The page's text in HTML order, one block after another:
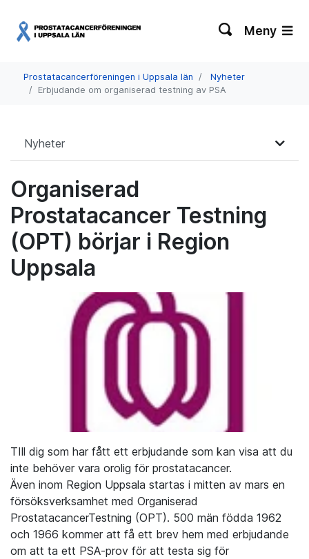
Meny
Prostatacancerföreningen i Uppsala län
Nyheter
Erbjudande om organiserad testning av PSA
Nyheter
Organiserad
Prostatacancer Testning
(OPT) börjar i Region
Uppsala
TIll dig som har fått ett erbjudande som kan visa att du
inte behöver vara orolig för prostatacancer.
Även inom Region Uppsala startas i mitten av mars en
försöksverksamhet med Organiserad
ProstatacancerTestning (OPT). 500 män födda 1962
och 1966 kommer att få ett brev hem med erbjudande
om att ta ett PSA-prov för att testa sig för